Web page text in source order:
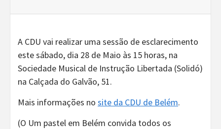
A CDU vai realizar uma sessão de esclarecimento
este sábado, dia 28 de Maio às 15 horas, na
Sociedade Musical de Instrução Libertada (Solidó)
na Calçada do Galvão, 51.
Mais informações no site da CDU de Belém.
(O Um pastel em Belém convida todos os